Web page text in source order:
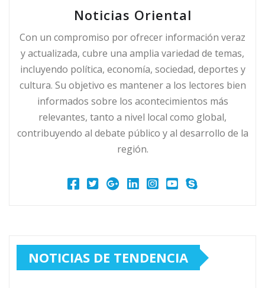
Noticias Oriental
Con un compromiso por ofrecer información veraz
y actualizada, cubre una amplia variedad de temas,
incluyendo política, economía, sociedad, deportes y
cultura. Su objetivo es mantener a los lectores bien
informados sobre los acontecimientos más
relevantes, tanto a nivel local como global,
contribuyendo al debate público y al desarrollo de la
región.
NOTICIAS DE TENDENCIA